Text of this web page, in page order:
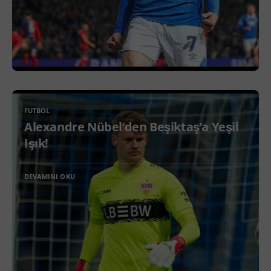
FUTBOL
Alexandre Nübel’den Beşiktaş’a Yeşil
Işık!
DEVAMINI OKU